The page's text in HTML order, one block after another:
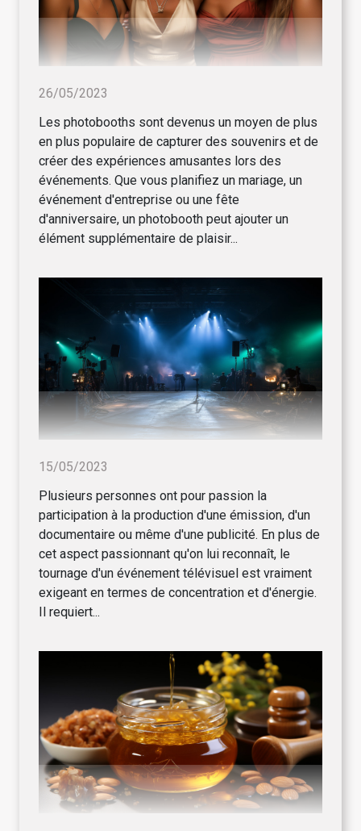
26/05/2023
Les photobooths sont devenus un moyen de plus
en plus populaire de capturer des souvenirs et de
créer des expériences amusantes lors des
événements. Que vous planifiez un mariage, un
événement d'entreprise ou une fête
d'anniversaire, un photobooth peut ajouter un
élément supplémentaire de plaisir...
15/05/2023
Plusieurs personnes ont pour passion la
participation à la production d'une émission, d'un
documentaire ou même d'une publicité. En plus de
cet aspect passionnant qu'on lui reconnaît, le
tournage d'un événement télévisuel est vraiment
exigeant en termes de concentration et d'énergie.
Il requiert...